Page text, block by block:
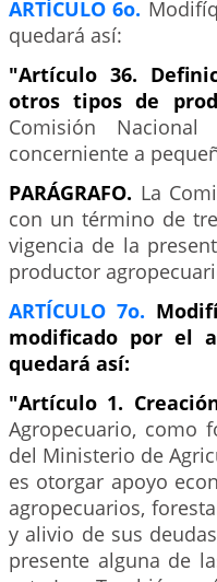
ARTÍCULO 6o.
quedará así:
"Artículo 36.
otros tipos de
Comisión
concerniente a
PARÁGRAFO. La
con un término de
vigencia de la
productor
ARTÍCULO 7o.
modificado por el
quedará así:
"Artículo 1.
Agropecuario, como
del Ministerio de
es otorgar apoyo
agropecuarios,
y alivio de sus
presente alguna de